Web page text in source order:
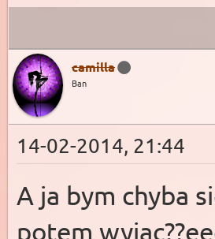
camilla
Ban
14-02-2014, 21:44
A ja bym chyba
potem